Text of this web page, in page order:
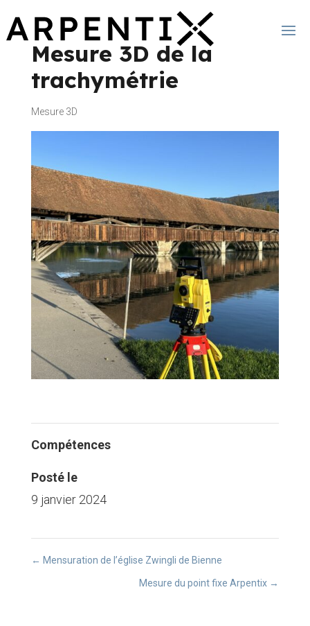
Mesure 3D de la
trachymétrie
Mesure 3D
Compétences
Posté le
9 janvier 2024
← Mensuration de l’église Zwingli de Bienne
Mesure du point fixe Arpentix →